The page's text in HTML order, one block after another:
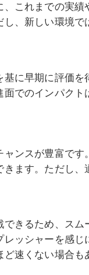
これまでの実績
、新しい環境
に早期に評価
でのインパクト
ンスが豊富です
ます。ただし、
きるため、ス
ッシャーを感じ
速くない場合も